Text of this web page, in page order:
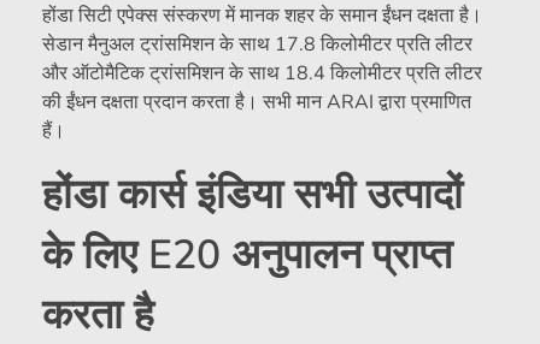
होंडा सिटी एपेक्स संस्करण में मानक शहर के समान ईंधन दक्षता है।
सेडान मैनुअल ट्रांसमिशन के साथ 17.8 किलोमीटर प्रति लीटर
और ऑटोमैटिक ट्रांसमिशन के साथ 18.4 किलोमीटर प्रति लीटर
की ईंधन दक्षता प्रदान करता है। सभी मान ARAI द्वारा प्रमाणित
हैं।
होंडा कार्स इंडिया सभी उत्पादों
के लिए E20 अनुपालन प्राप्त
करता है